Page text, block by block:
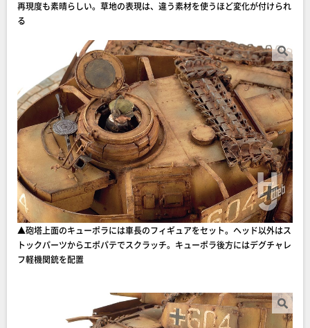
再現度も素晴らしい。草地の表現は、違う素材を使うほど変化が付けられ
る
▲砲塔上面のキューポラには車長のフィギュアをセット。ヘッド以外はス
トックパーツからエポパテでスクラッチ。キューポラ後方にはデグチャレ
フ軽機関銃を配置